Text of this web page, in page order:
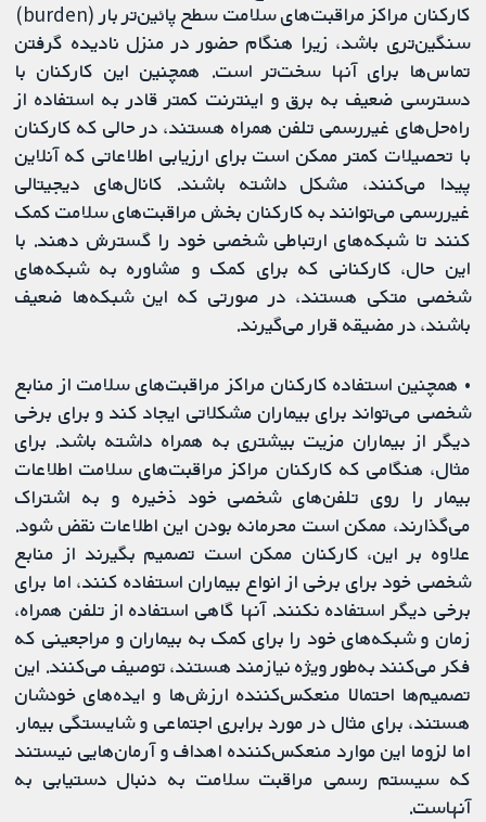
کارکنان مراکز مراقبت‌‌های سلامت سطح پائین‌تر بار (burden)
سنگین‌تری باشد، زیرا هنگام حضور در منزل نادیده گرفتن
تماس‌ها برای آنها سخت‌تر است. همچنین این کارکنان با
دسترسی ضعیف به برق و اینترنت کمتر قادر به استفاده از
راه‌حل‌های غیررسمی تلفن همراه هستند، در حالی که کارکنان
با تحصیلات کمتر ممکن است برای ارزیابی اطلاعاتی که آنلاین
پیدا می‌کنند، مشکل داشته باشند. کانال‌های دیجیتالی
غیررسمی می‌توانند به کارکنان بخش مراقبت‌‌های سلامت کمک
کنند تا شبکه‌های ارتباطی شخصی خود را گسترش دهند. با
این حال، کارکنانی که برای کمک و مشاوره به شبکه‌های
شخصی متکی هستند، در صورتی که این شبکه‌ها ضعیف
باشند، در مضیقه قرار می‌گیرند.
• همچنین استفاده کارکنان مراکز مراقبت‌‌های سلامت از منابع
شخصی می‌تواند برای بیماران مشکلاتی ایجاد کند و برای برخی
دیگر از بیماران مزیت بیشتری به همراه داشته باشد. برای
مثال، هنگامی که کارکنان مراکز مراقبت‌‌های سلامت اطلاعات
بیمار را روی تلفن‌های شخصی خود ذخیره و به اشتراک
می‌گذارند، ممکن است محرمانه بودن این اطلاعات نقض شود.
علاوه بر این، کارکنان ممکن است تصمیم بگیرند از منابع
شخصی خود برای برخی از انواع بیماران استفاده کنند، اما برای
برخی دیگر استفاده نکنند. آنها گاهی استفاده از تلفن همراه،
زمان و شبکه‌های خود را برای کمک به بیماران و مراجعینی که
فکر می‌کنند به‌طور ویژه نیازمند هستند، توصیف می‌کنند. این
تصمیم‌ها احتمالا منعکس‌کننده ارزش‌ها و ایده‌های خودشان
هستند، برای مثال در مورد برابری اجتماعی و شایستگی بیمار.
اما لزوما این موارد منعکس‌کننده اهداف و آرمان‌هایی نیستند
که سیستم رسمی مراقبت سلامت به دنبال دستیابی به
آنهاست.